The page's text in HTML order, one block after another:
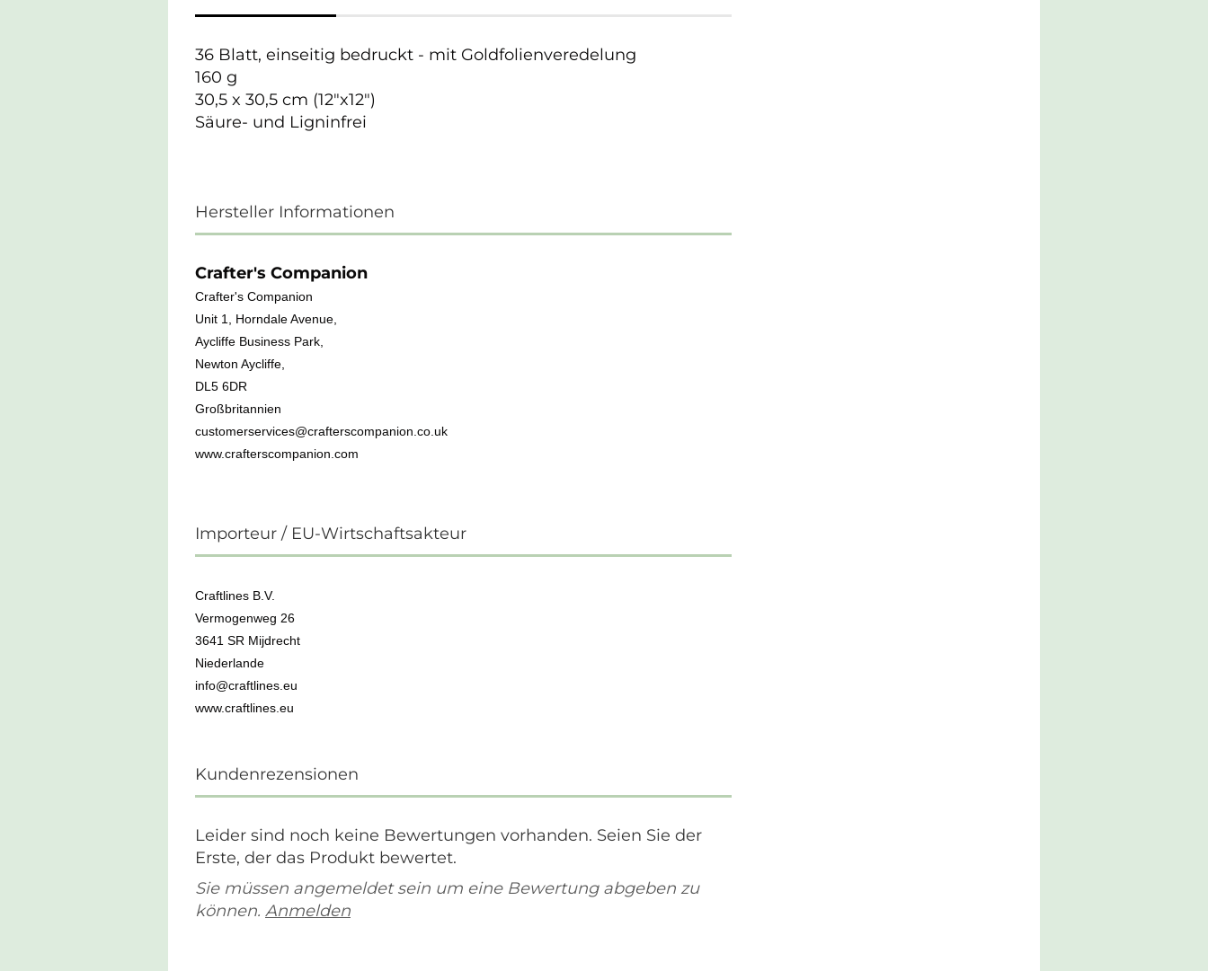
36 Blatt, einseitig bedruckt - mit Goldfolienveredelung
160 g
30,5 x 30,5 cm (12"x12")
Säure- und Ligninfrei
Hersteller Informationen
Crafter's Companion
Crafter's Companion
Unit 1, Horndale Avenue,
Aycliffe Business Park,
Newton Aycliffe,
DL5 6DR
Großbritannien
customerservices@crafterscompanion.co.uk
www.crafterscompanion.com
Importeur / EU-Wirtschaftsakteur
Craftlines B.V.
Vermogenweg 26
3641 SR Mijdrecht
Niederlande
info@craftlines.eu
www.craftlines.eu
Kundenrezensionen
Leider sind noch keine Bewertungen vorhanden. Seien Sie der
Erste, der das Produkt bewertet.
Sie müssen angemeldet sein um eine Bewertung abgeben zu
können. Anmelden